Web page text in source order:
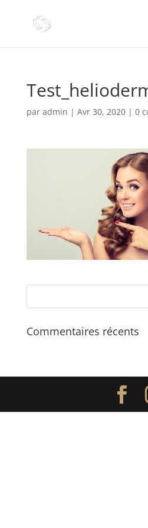
par admin | Avr 30, 2020| 0
Commentaires récents